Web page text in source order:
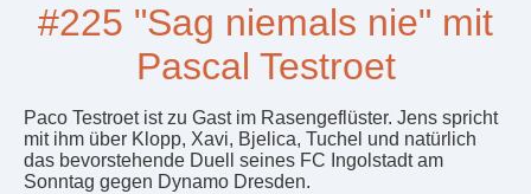
#225 "Sag niemals nie" mit
Pascal Testroet
Paco Testroet ist zu Gast im Rasengeflüster. Jens spricht
mit ihm über Klopp, Xavi, Bjelica, Tuchel und natürlich
das bevorstehende Duell seines FC Ingolstadt am
Sonntag gegen Dynamo Dresden.